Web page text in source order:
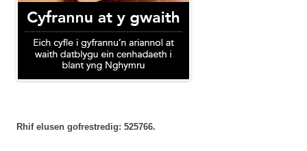
Rhif elusen gofrestredig: 525766.